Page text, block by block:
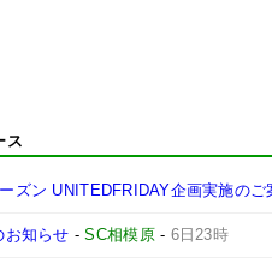
ス
ズン UNITEDFRIDAY企画実施のご
お知らせ -SC相模原- 6日23時